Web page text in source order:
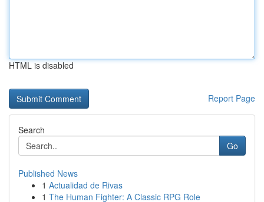
HTML is disabled
Report Page
Search
Go
Published News
1 Actualidad de Rivas
1 The Human Fighter: A Classic RPG Role